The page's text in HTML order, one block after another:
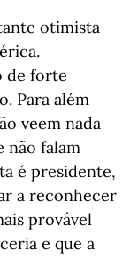
otimista
de forte
Para além
veem nada
não falam
é presidente,
a reconhecer
provável
e que a